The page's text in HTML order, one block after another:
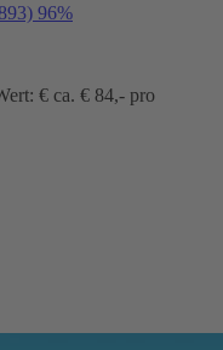
96%
€ ca. € 84,- pro